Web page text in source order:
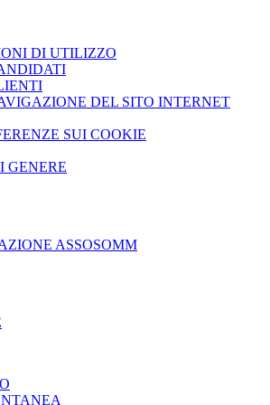
DI UTILIZZO
DEL SITO INTERNET
SUI COOKIE
GENERE
ASSOSOMM